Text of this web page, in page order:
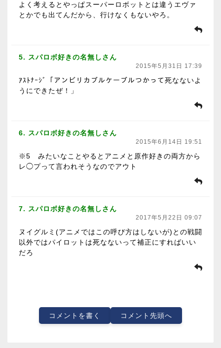
よく考えるとやっぱスーパーロボットとは違うエヴァ
とかでも出てんだから、行けなくもないやろ。
5. スパロボ好きの名無しさん
2015年5月31日 17:39
ｱｽﾄﾅｰｼﾞ「アンビリカブルケーブルつかって死なないよ
うにできたぜ！」
6. スパロボ好きの名無しさん
2015年6月14日 19:51
※5 みたいなことやるとアニメと原作好きの両方から
レ◯プって言われそうなのでアウト
7. スパロボ好きの名無しさん
2017年5月22日 09:07
ヌイグルミ(アニメではこの呼び方はしないが)との戦闘
以外ではパイロットは死なないって補正にすればいい
だろ
コメントを書く コメント先頭へ